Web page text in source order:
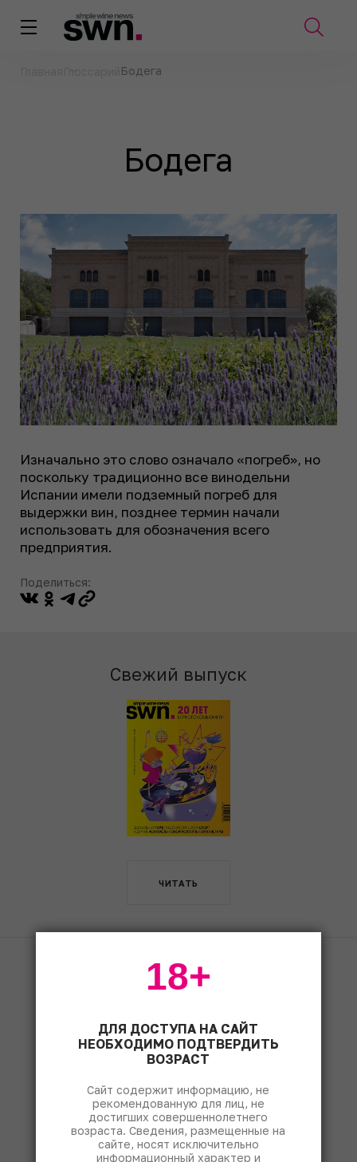
Бодега
Бодега
Изначально это слово означало «погреб», но
поскольку традиционно все винодельни
Испании имели подземный погреб для
выдержки вин, позднее термин начали
использовать для обозначения всего
предприятия.
Поделиться:
Свежий выпуск
ЧИТАТЬ
Fine & Rare Wine
ДЛЯ ДОСТУПА НА САЙТ
НЕОБХОДИМО ПОДТВЕРДИТЬ
ВОЗРАСТ
Сайт содержит информацию, не
рекомендованную для лиц, не
достигших совершеннолетнего
возраста. Сведения, размещенные на
сайте, носят исключительно
информационный характер и
18+